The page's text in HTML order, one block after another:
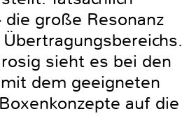
große Resonanz
sieht es bei den
dem geeigneten
auf die